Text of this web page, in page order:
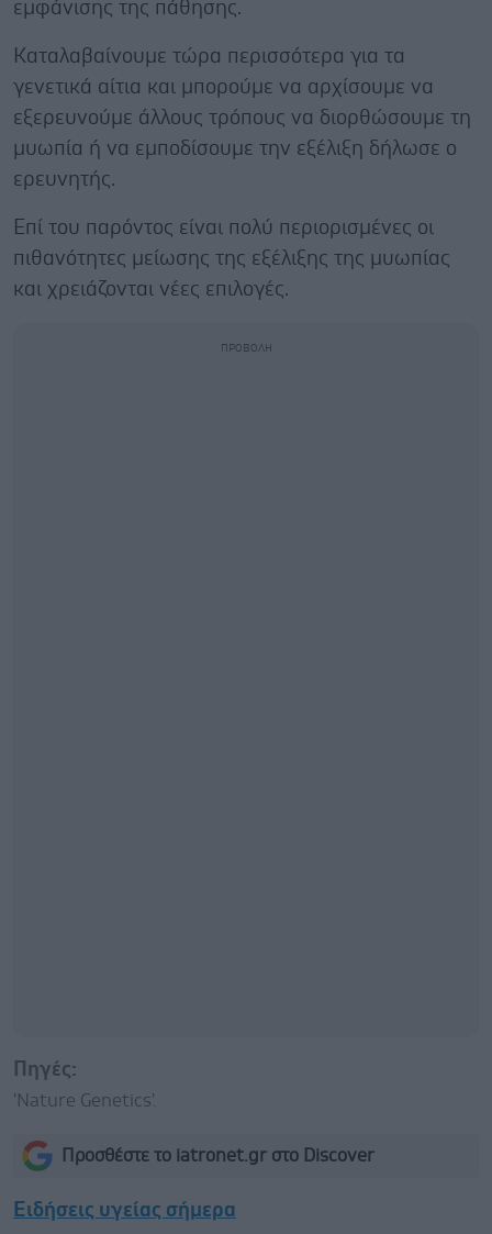
εμφάνισης της πάθησης.
Καταλαβαίνουμε τώρα περισσότερα για τα
γενετικά αίτια και μπορούμε να αρχίσουμε να
εξερευνούμε άλλους τρόπους να διορθώσουμε τη
μυωπία ή να εμποδίσουμε την εξέλιξη δήλωσε ο
ερευνητής.
Επί του παρόντος είναι πολύ περιορισμένες οι
πιθανότητες μείωσης της εξέλιξης της μυωπίας
και χρειάζονται νέες επιλογές.
Πηγές:
'Nature Genetics'.
Προσθέστε το iatronet.gr στο Discover
Ειδήσεις υγείας σήμερα